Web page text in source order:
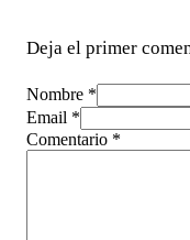
Deja el primer
Nombre *
Email *
Comentario *